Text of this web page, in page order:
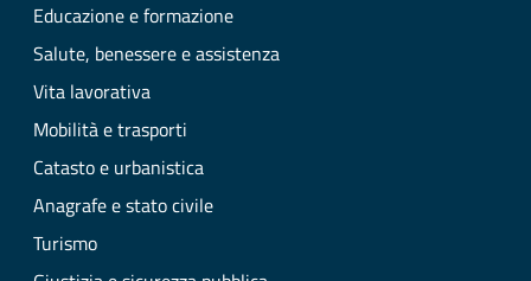
Educazione e formazione
Salute, benessere e assistenza
Vita lavorativa
Mobilità e trasporti
Catasto e urbanistica
Anagrafe e stato civile
Turismo